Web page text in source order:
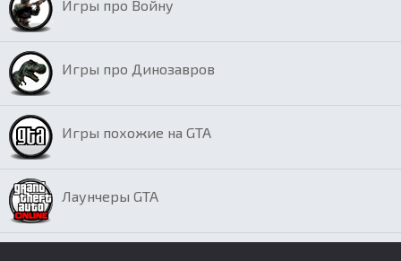
Игры про Войну
Игры про Динозавров
Игры похожие на GTA
Лаунчеры GTA